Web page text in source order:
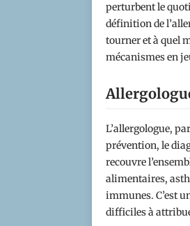
perturbent le
définition de
tourner et à quel
mécanismes en
L’allergologue,
prévention, le
recouvre
alimentaires,
immunes. C’est
difficiles à